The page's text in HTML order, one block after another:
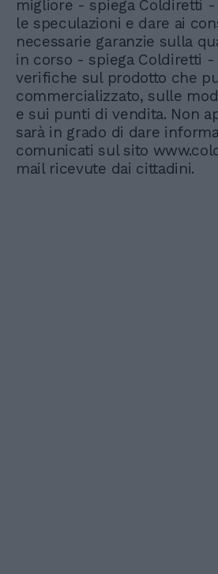
migliore - spiega Coldiretti
le speculazioni e dare ai
necessarie garanzie sulla
in corso - spiega Coldiretti
verifiche sul prodotto che
commercializzato, sulle
e sui punti di vendita. Non
sarà in grado di dare
comunicati sul sito
mail ricevute dai cittadini.